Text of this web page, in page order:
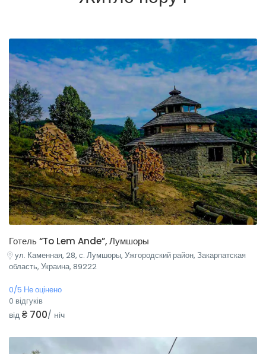
Готель “To Lem Ande”, Лумшоры
ул. Каменная, 28, с. Лумшоры, Ужгородский район, Закарпатская
область, Украина, 89222
0/5 Не оцінено
0 відгуків
від ₴ 700/ ніч